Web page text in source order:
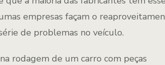
empresas façam o
de problemas no veículo.
rodagem de um carro com peças